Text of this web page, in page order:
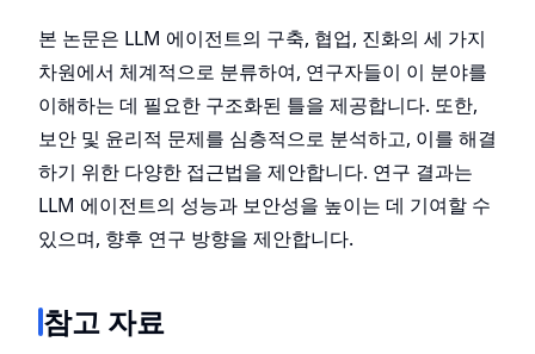
본 논문은 LLM 에이전트의 구축, 협업, 진화의 세 가지
차원에서 체계적으로 분류하여, 연구자들이 이 분야를
이해하는 데 필요한 구조화된 틀을 제공합니다. 또한,
보안 및 윤리적 문제를 심층적으로 분석하고, 이를 해결
하기 위한 다양한 접근법을 제안합니다. 연구 결과는
LLM 에이전트의 성능과 보안성을 높이는 데 기여할 수
있으며, 향후 연구 방향을 제안합니다.
참고 자료